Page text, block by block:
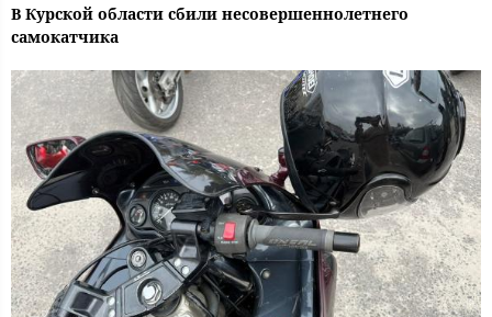
В Курской области сбили несовершеннолетнего
самокатчика